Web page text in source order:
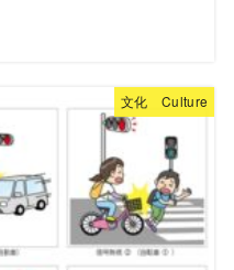
文化 Culture